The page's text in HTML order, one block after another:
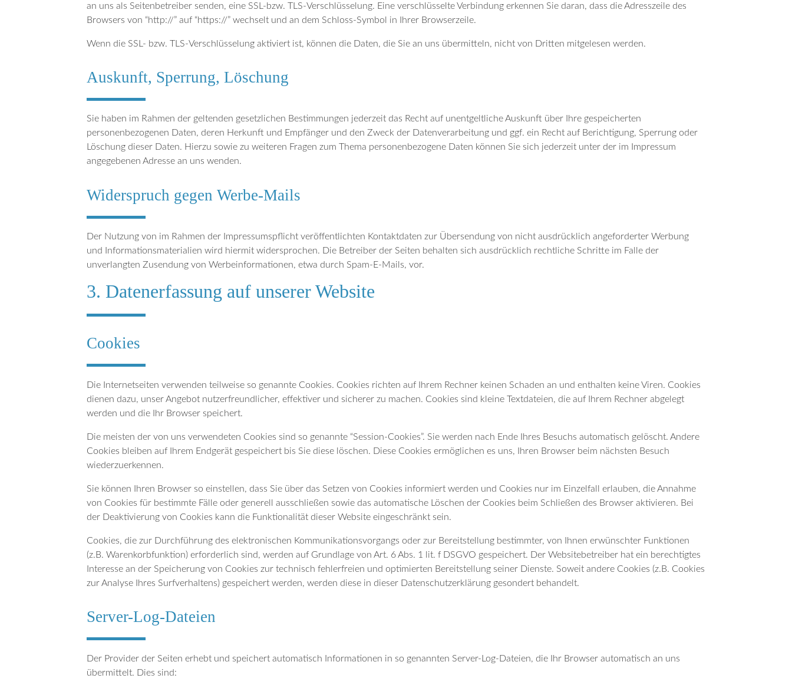
an uns als Seitenbetreiber senden, eine SSL-bzw. TLS-Verschlüsselung. Eine verschlüsselte Verbindung erkennen Sie daran, dass die Adresszeile des
Browsers von “http://” auf “https://” wechselt und an dem Schloss-Symbol in Ihrer Browserzeile.
Wenn die SSL- bzw. TLS-Verschlüsselung aktiviert ist, können die Daten, die Sie an uns übermitteln, nicht von Dritten mitgelesen werden.
Auskunft, Sperrung, Löschung
Sie haben im Rahmen der geltenden gesetzlichen Bestimmungen jederzeit das Recht auf unentgeltliche Auskunft über Ihre gespeicherten
personenbezogenen Daten, deren Herkunft und Empfänger und den Zweck der Datenverarbeitung und ggf. ein Recht auf Berichtigung, Sperrung oder
Löschung dieser Daten. Hierzu sowie zu weiteren Fragen zum Thema personenbezogene Daten können Sie sich jederzeit unter der im Impressum
angegebenen Adresse an uns wenden.
Widerspruch gegen Werbe-Mails
Der Nutzung von im Rahmen der Impressumspflicht veröffentlichten Kontaktdaten zur Übersendung von nicht ausdrücklich angeforderter Werbung
und Informationsmaterialien wird hiermit widersprochen. Die Betreiber der Seiten behalten sich ausdrücklich rechtliche Schritte im Falle der
unverlangten Zusendung von Werbeinformationen, etwa durch Spam-E-Mails, vor.
3. Datenerfassung auf unserer Website
Cookies
Die Internetseiten verwenden teilweise so genannte Cookies. Cookies richten auf Ihrem Rechner keinen Schaden an und enthalten keine Viren. Cookies
dienen dazu, unser Angebot nutzerfreundlicher, effektiver und sicherer zu machen. Cookies sind kleine Textdateien, die auf Ihrem Rechner abgelegt
werden und die Ihr Browser speichert.
Die meisten der von uns verwendeten Cookies sind so genannte “Session-Cookies”. Sie werden nach Ende Ihres Besuchs automatisch gelöscht. Andere
Cookies bleiben auf Ihrem Endgerät gespeichert bis Sie diese löschen. Diese Cookies ermöglichen es uns, Ihren Browser beim nächsten Besuch
wiederzuerkennen.
Sie können Ihren Browser so einstellen, dass Sie über das Setzen von Cookies informiert werden und Cookies nur im Einzelfall erlauben, die Annahme
von Cookies für bestimmte Fälle oder generell ausschließen sowie das automatische Löschen der Cookies beim Schließen des Browser aktivieren. Bei
der Deaktivierung von Cookies kann die Funktionalität dieser Website eingeschränkt sein.
Cookies, die zur Durchführung des elektronischen Kommunikationsvorgangs oder zur Bereitstellung bestimmter, von Ihnen erwünschter Funktionen
(z.B. Warenkorbfunktion) erforderlich sind, werden auf Grundlage von Art. 6 Abs. 1 lit. f DSGVO gespeichert. Der Websitebetreiber hat ein berechtigtes
Interesse an der Speicherung von Cookies zur technisch fehlerfreien und optimierten Bereitstellung seiner Dienste. Soweit andere Cookies (z.B. Cookies
zur Analyse Ihres Surfverhaltens) gespeichert werden, werden diese in dieser Datenschutzerklärung gesondert behandelt.
Server-Log-Dateien
Der Provider der Seiten erhebt und speichert automatisch Informationen in so genannten Server-Log-Dateien, die Ihr Browser automatisch an uns
übermittelt. Dies sind: